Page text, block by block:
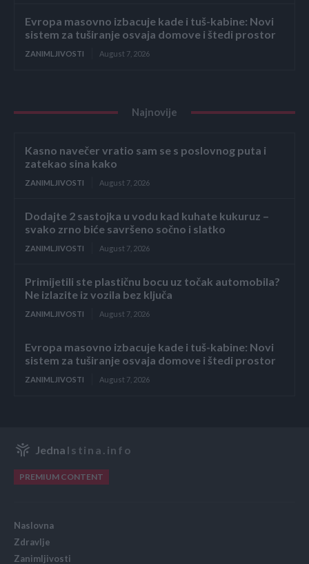
Evropa masovno izbacuje kade i tuš-kabine: Novi
sistem za tuširanje osvaja domove i štedi prostor
ZANIMLJIVOSTI August 7, 2026
Najnovije
Kasno navečer vratio sam se s poslovnog puta i
zatekao sina kako
ZANIMLJIVOSTI August 7, 2026
Dodajte 2 sastojka u vodu kad kuhate kukuruz –
svako zrno biće savršeno sočno i slatko
ZANIMLJIVOSTI August 7, 2026
Primijetili ste plastičnu bocu uz točak automobila?
Ne izlazite iz vozila bez ključa
ZANIMLJIVOSTI August 7, 2026
Evropa masovno izbacuje kade i tuš-kabine: Novi
sistem za tuširanje osvaja domove i štedi prostor
ZANIMLJIVOSTI August 7, 2026
Jedna Istina.info
PREMIUM CONTENT
Naslovna
Zdravlje
Zanimljivosti